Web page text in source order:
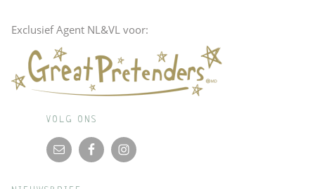
Exclusief Agent NL&VL voor:
VOLG ONS